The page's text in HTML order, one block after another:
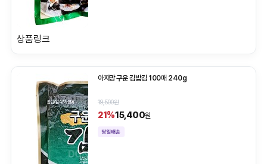
상품링크
아지망 구운 김밥김 100매 240g
19,500원
21%15,400원